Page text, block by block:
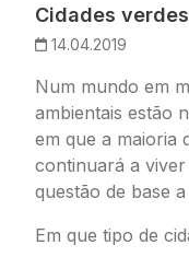
Cidades verdes
14.04.2019
Num mundo em
ambientais estão
em que a maioria
continuará a
questão de base
Em que tipo de